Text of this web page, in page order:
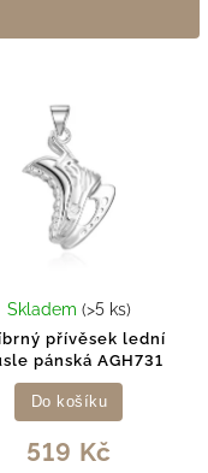
přívěsek lední
pánská AGH731
Skladem (>5 ks)
519 Kč
Do košíku